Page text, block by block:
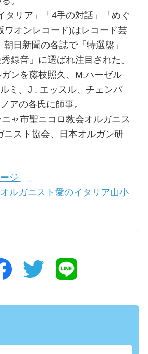
タリア」「4手の対話」「めぐ
ワオンレコード)はレコード芸
日新聞の各誌で「特選盤」
録音」に選ばれ注目された。
ンを藤枝照久、M.ハーゼル
ミ、J . エッスル、チェンバ
アの各氏に師事。
ャ市聖ニコロ教会オルガニス
ニスト協会、日本オルガン研
ジ
オルガニスト愛のイタリア山小